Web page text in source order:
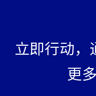
立即行动，
更